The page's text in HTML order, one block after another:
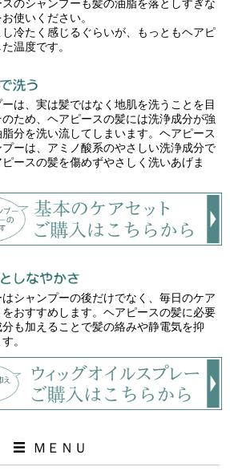
のシャンプーも髪の油脂を落としすぎな
使いください。
冷たく感じるぐらいが、もっともヘアピ
温度です。
は、実は髪ではなく地肌を洗うことを目
ため、ヘアピースの髪には洗浄成分が強
分を洗い流してしまいます。ヘアピース
ーは、アミノ酸系のやさしい洗浄成分で
ースの髪を傷めずやさしく洗いあげま
シャンプーの後だけでなく、毎日のケア
おすすめします。ヘアピースの髪に必要
も加えることで髪の絡みや静電気を抑
。
ＭＥＮＵ